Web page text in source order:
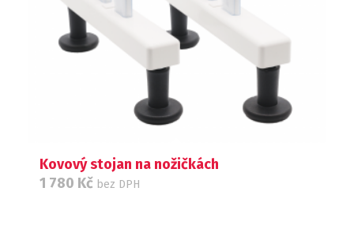
Kovový stojan na nožičkách
1 780 Kč bez DPH